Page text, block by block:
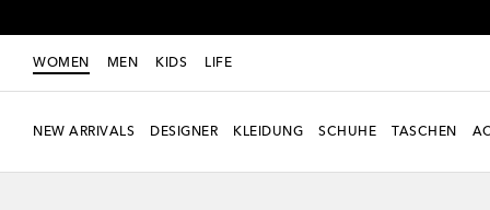
WOMEN MEN KIDS LIFE
NEW ARRIVALS DESIGNER KLEIDUNG SCHUHE TASCHEN